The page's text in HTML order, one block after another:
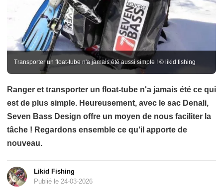
Transporter un float-tube n'a jamais été aussi simple ! © likid fishing
Ranger et transporter un float-tube n'a jamais été ce qui
est de plus simple. Heureusement, avec le sac Denali,
Seven Bass Design offre un moyen de nous faciliter la
tâche ! Regardons ensemble ce qu'il apporte de
nouveau.
Likid Fishing
Publié le 24-03-2026